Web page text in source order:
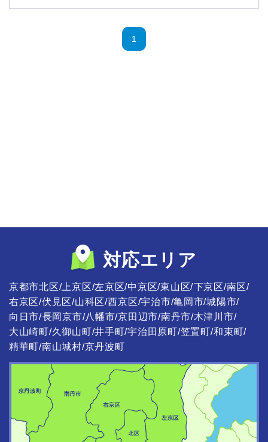
1
対応エリア
京都市北区 上京区 左京区 中京区 東山区 下京区 南区
右京区 伏見区 山科区 西京区 宇治市 亀岡市 城陽市
向日市 長岡京市 八幡市 京田辺市 南丹市 木津川市
大山崎町 久御山町 井手町 宇治田原町 笠置町 和束町
精華町 南山城村 京丹波町